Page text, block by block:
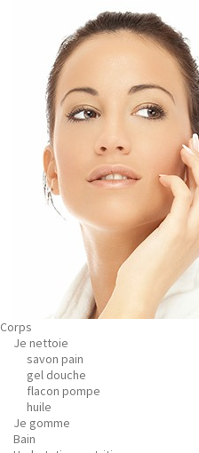
Corps
Je nettoie
savon pain
gel douche
flacon pompe
huile
Je gomme
Bain